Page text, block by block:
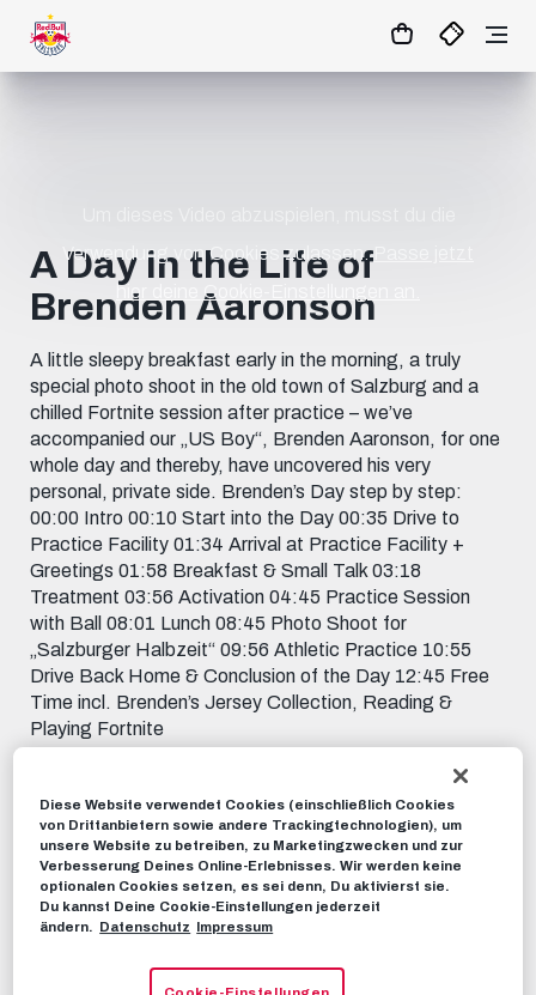
11:33 MATCHCENTER
Verwendung von Cookies zulassen.
hier deine Cookie-Einstellungen an.
A Day in the Life of
Brenden Aaronson
A little sleepy breakfast early in the morning, a truly
special photo shoot in the old town of Salzburg and a
chilled Fortnite session after practice – we’ve
accompanied our „US Boy“, Brenden Aaronson, for one
whole day and thereby, have uncovered his very
personal, private side. Brenden’s Day step by step:
00:00 Intro 00:10 Start into the Day 00:35 Drive to
Practice Facility 01:34 Arrival at Practice Facility +
Greetings 01:58 Breakfast & Small Talk 03:18
Treatment 03:56 Activation 04:45 Practice Session
with Ball 08:01 Lunch 08:45 Photo Shoot for
„Salzburger Halbzeit“ 09:56 Athletic Practice 10:55
Drive Back Home & Conclusion of the Day 12:45 Free
Time incl. Brenden’s Jersey Collection, Reading &
Playing Fortnite
Dieses Video teilen:
Tweet
EMPFOHLENE VIDEOS
Diese Website verwendet Cookies (einschließlich Cookies
von Drittanbietern sowie andere Trackingtechnologien), um
unsere Website zu betreiben, zu Marketingzwecken und zur
Verbesserung Deines Online-Erlebnisses. Wir werden keine
optionalen Cookies setzen, es sei denn, Du aktivierst sie.
Du kannst Deine Cookie-Einstellungen jederzeit
ändern. Datenschutz Impressum